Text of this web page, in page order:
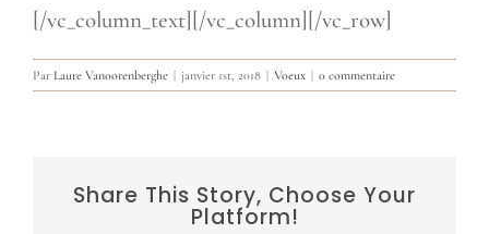
[/vc_column_text][/vc_column][/vc_row]
Par Laure Vanoorenberghe janvier 1st, 2018 Voeux 0 commentaire
Share This Story, Choose Your
Platform!